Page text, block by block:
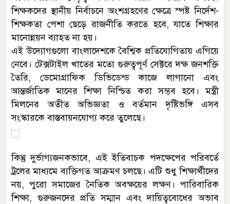
শিক্ষকদের স্থানীয় নির্বাচনে অংশগ্রহণের ক্ষেত্রে স্পষ্ট নির্দেশ-
শিক্ষকতা পেশা ছেড়ে রাজনীতি করতে হবে, যাতে শিক্ষার
মানোন্নয়ন ব্যাহত না হয়।
এই উদ্যোগগুলো বাংলাদেশকে বৈশ্বিক প্রতিযোগিতায় এগিয়ে
নেবে। টেক্সটাইল খাতের মতো গুরুত্বপূর্ণ সেক্টরে দক্ষ জনশক্তি
তৈরি, ডেমোগ্রাফিক ডিভিডেন্ড কাজে লাগানো এবং
আন্তর্জাতিক মানের শিক্ষা নিশ্চিত করা সম্ভব হবে। মন্ত্রী
মিলনের অতীত অভিজ্ঞতা ও বর্তমান দৃষ্টিভঙ্গি এসব
সংস্কারকে বাস্তবায়নযোগ্য করে তুলেছে।
কিন্তু দুর্ভাগ্যজনকভাবে, এই ইতিবাচক পদক্ষেপের পরিবর্তে
ট্রলের মাধ্যমে ব্যক্তিগত আক্রমণ চলছে। এটি শুধু শিক্ষার্থীদের
নয়, পুরো সমাজের নৈতিক অবক্ষয়ের লক্ষণ। পারিবারিক
শিক্ষা, গুরুজনদের প্রতি সম্মান এবং দায়িত্ববোধের অভাব